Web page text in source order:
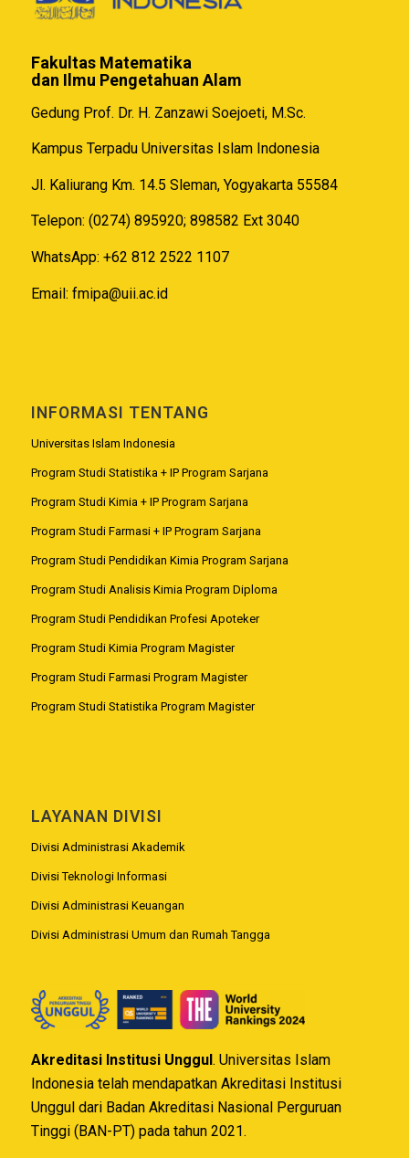
Fakultas Matematika
dan Ilmu Pengetahuan Alam
Gedung Prof. Dr. H. Zanzawi Soejoeti, M.Sc.
Kampus Terpadu Universitas Islam Indonesia
Jl. Kaliurang Km. 14.5 Sleman, Yogyakarta 55584
Telepon: (0274) 895920; 898582 Ext 3040
WhatsApp: +62 812 2522 1107
Email: fmipa@uii.ac.id
INFORMASI TENTANG
Universitas Islam Indonesia
Program Studi Statistika + IP Program Sarjana
Program Studi Kimia + IP Program Sarjana
Program Studi Farmasi + IP Program Sarjana
Program Studi Pendidikan Kimia Program Sarjana
Program Studi Analisis Kimia Program Diploma
Program Studi Pendidikan Profesi Apoteker
Program Studi Kimia Program Magister
Program Studi Farmasi Program Magister
Program Studi Statistika Program Magister
LAYANAN DIVISI
Divisi Administrasi Akademik
Divisi Teknologi Informasi
Divisi Administrasi Keuangan
Divisi Administrasi Umum dan Rumah Tangga
Akreditasi Institusi Unggul . Universitas Islam
Indonesia telah mendapatkan Akreditasi Institusi
Unggul dari Badan Akreditasi Nasional Perguruan
Tinggi (BAN-PT) pada tahun 2021.